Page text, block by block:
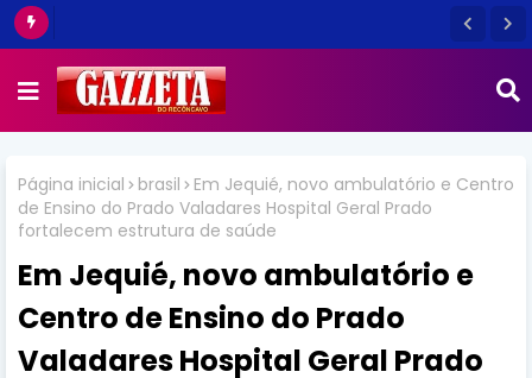
Página inicial brasil
Em Jequié, novo ambulatório e Centro
de Ensino do Prado Valadares Hospital Geral Prado
fortalecem estrutura de saúde
Em Jequié, novo ambulatório e
Centro de Ensino do Prado
Valadares Hospital Geral Prado